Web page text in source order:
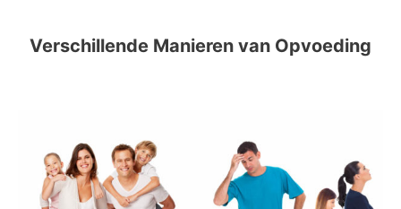
Verschillende Manieren van Opvoeding